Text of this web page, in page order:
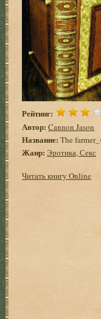
Рейтинг:
Автор: Cannon Jason
Название: The
Жанр: Эротика, Секс
Читать книгу Online